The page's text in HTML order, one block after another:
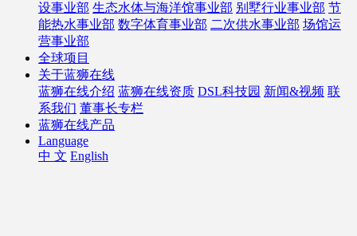
设事业部 生态水体与海洋馆事业部 别墅行业事业部 节
能热水事业部 数字体育事业部 二次供水事业部 场馆运
营事业部
全球项目
关于蓝狮在线
蓝狮在线介绍 蓝狮在线资质 DSL科技园 新闻&视频 联
系我们 董事长专栏
蓝狮在线产品
Language
中 文 English